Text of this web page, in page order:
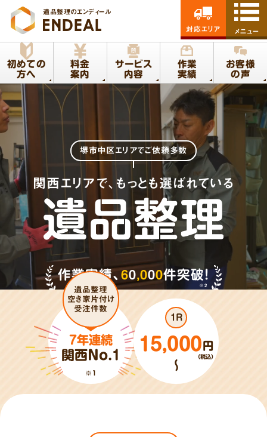
遺品整理のエンディール
初めての
方へ
料金
案内
サービス
内容
作業
実績
お客様
の声
対応エリア メニュー
堺市中区エリアでご依頼多数
関西エリアで、もっとも選ばれている
作業実績、 60,000
※2
件突破!
遺品整理
空き家片付け
受注件数
7年連続
関西No.1
※1
1R
15,000円
（税込）
～